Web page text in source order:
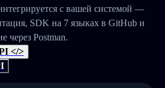
с вашей системой —
SDK на 7 языках в GitHub и
через Postman.
</>